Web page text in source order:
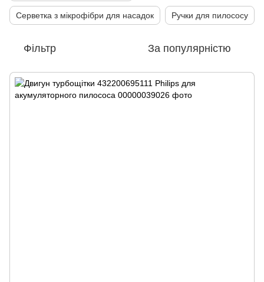
Серветка з мікрофібри для насадок Ручки для пилососу
Фільтр За популярністю